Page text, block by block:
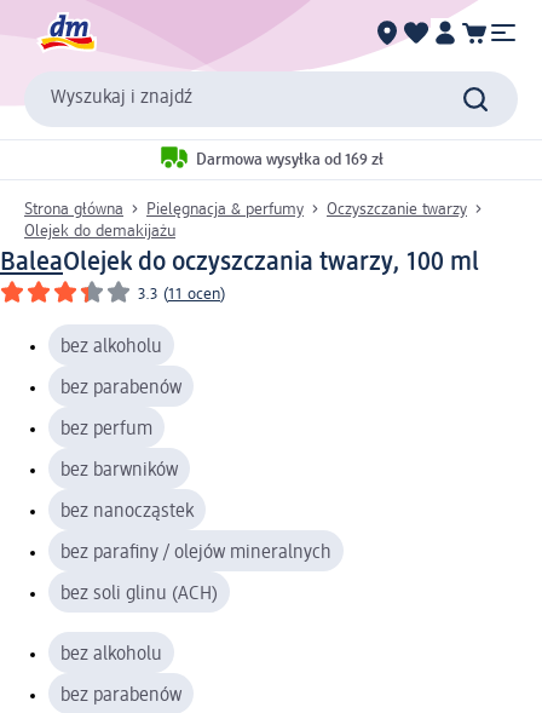
Wyszukaj i znajdź
Darmowa wysyłka od 169 zł
Strona główna Pielęgnacja & perfumy
Oczyszczanie twarzy
Olejek do demakijażu
BaleaOlejek do oczyszczania twarzy, 100 ml
3.3 (11 ocen)
bez alkoholu
bez parabenów
bez perfum
bez barwników
bez nanocząstek
bez parafiny / olejów mineralnych
bez soli glinu (ACH)
bez alkoholu
bez parabenów